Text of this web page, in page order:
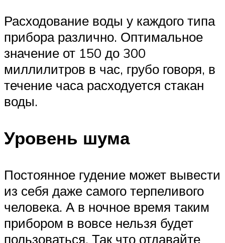
Расходование воды у каждого типа
прибора различно. Оптимальное
значение от 150 до 300
миллилитров в час, грубо говоря, в
течение часа расходуется стакан
воды.
Уровень шума
Постоянное гудение может вывести
из себя даже самого терпеливого
человека. А в ночное время таким
прибором в вовсе нельзя будет
пользоваться. Так что отдавайте